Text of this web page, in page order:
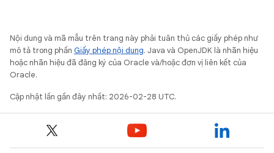
Nội dung và mã mẫu trên trang này phải tuân thủ các giấy phép như
mô tả trong phần Giấy phép nội dung. Java và OpenJDK là nhãn hiệu
hoặc nhãn hiệu đã đăng ký của Oracle và/hoặc đơn vị liên kết của
Oracle.
Cập nhật lần gần đây nhất: 2026-02-28 UTC.